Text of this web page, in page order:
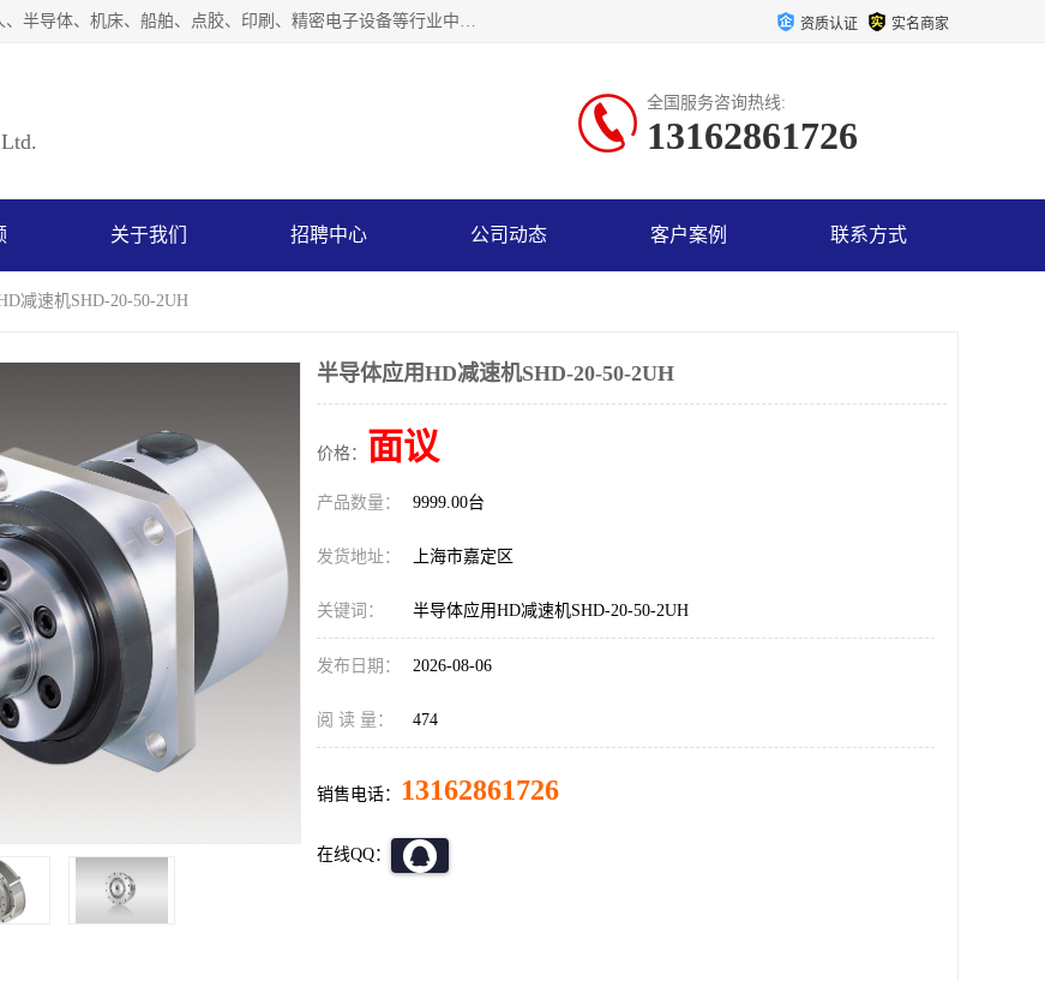
上海浜田实业有限公司专业致力于传动控制行业。面向工业机器人、半导体、机床、船舶、点胶、印刷、精密电子设备等行业中的运动控制技术。为日本哈默纳科（HarmonicDrive简称HD）中国地区定代理商，其生产的HarmonicDrive谐波减速机，具有轻量、小型、传动效率高、减速范围广、精度高等特点，被广泛应用于各种传动系统中。完善的技术，完善的售后，让您的选择无后顾之忧，欢迎您的来电洽谈！ 资质认证 实名商家
全国服务咨询热线:
13162861726
关于我们 招聘中心 公司动态 客户案例 联系方式
减速机SHD-20-50-2UH
半导体应用HD减速机SHD-20-50-2UH
价格： 面议
产品数量： 9999.00台
发货地址： 上海市嘉定区
关键词： 半导体应用HD减速机SHD-20-50-2UH
发布日期： 2026-08-06
阅 读 量： 474
销售电话： 13162861726
在线QQ：